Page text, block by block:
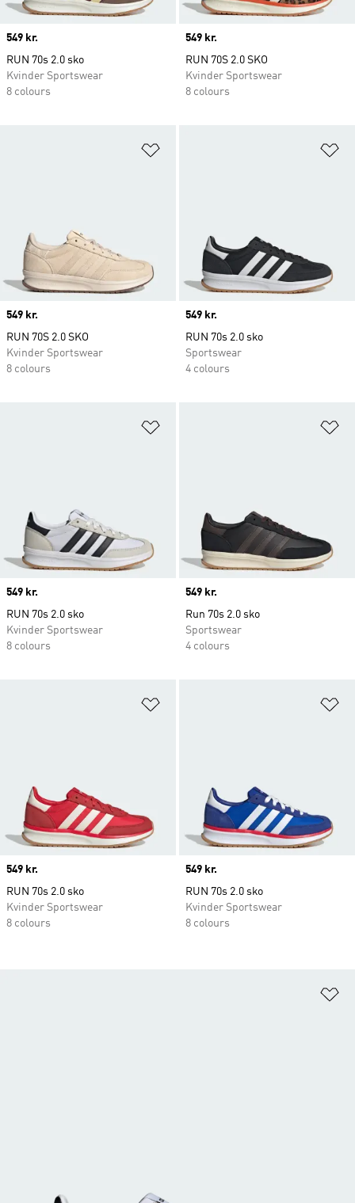
Price
549 kr.
RUN 70s 2.0 sko
Kvinder Sportswear
8 colours
Price
549 kr.
RUN 70S 2.0 SKO
Kvinder Sportswear
8 colours
Price
549 kr.
RUN 70S 2.0 SKO
Kvinder Sportswear
8 colours
Price
549 kr.
RUN 70s 2.0 sko
Sportswear
4 colours
Price
549 kr.
RUN 70s 2.0 sko
Kvinder Sportswear
8 colours
Price
549 kr.
Run 70s 2.0 sko
Sportswear
4 colours
Price
549 kr.
RUN 70s 2.0 sko
Kvinder Sportswear
8 colours
Price
549 kr.
RUN 70s 2.0 sko
Kvinder Sportswear
8 colours